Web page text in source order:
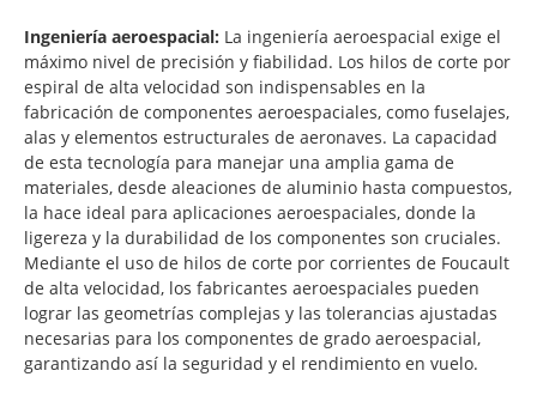
Ingeniería aeroespacial: La ingeniería aeroespacial exige el
máximo nivel de precisión y fiabilidad. Los hilos de corte por
espiral de alta velocidad son indispensables en la
fabricación de componentes aeroespaciales, como fuselajes,
alas y elementos estructurales de aeronaves. La capacidad
de esta tecnología para manejar una amplia gama de
materiales, desde aleaciones de aluminio hasta compuestos,
la hace ideal para aplicaciones aeroespaciales, donde la
ligereza y la durabilidad de los componentes son cruciales.
Mediante el uso de hilos de corte por corrientes de Foucault
de alta velocidad, los fabricantes aeroespaciales pueden
lograr las geometrías complejas y las tolerancias ajustadas
necesarias para los componentes de grado aeroespacial,
garantizando así la seguridad y el rendimiento en vuelo.